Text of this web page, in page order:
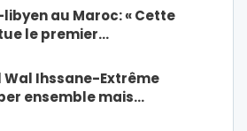
au Maroc: « Cette
le premier…
Wal Ihssane-Extrême
ensemble mais…